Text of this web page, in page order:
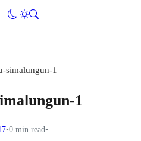
simalungun-1
1
•0 min read•